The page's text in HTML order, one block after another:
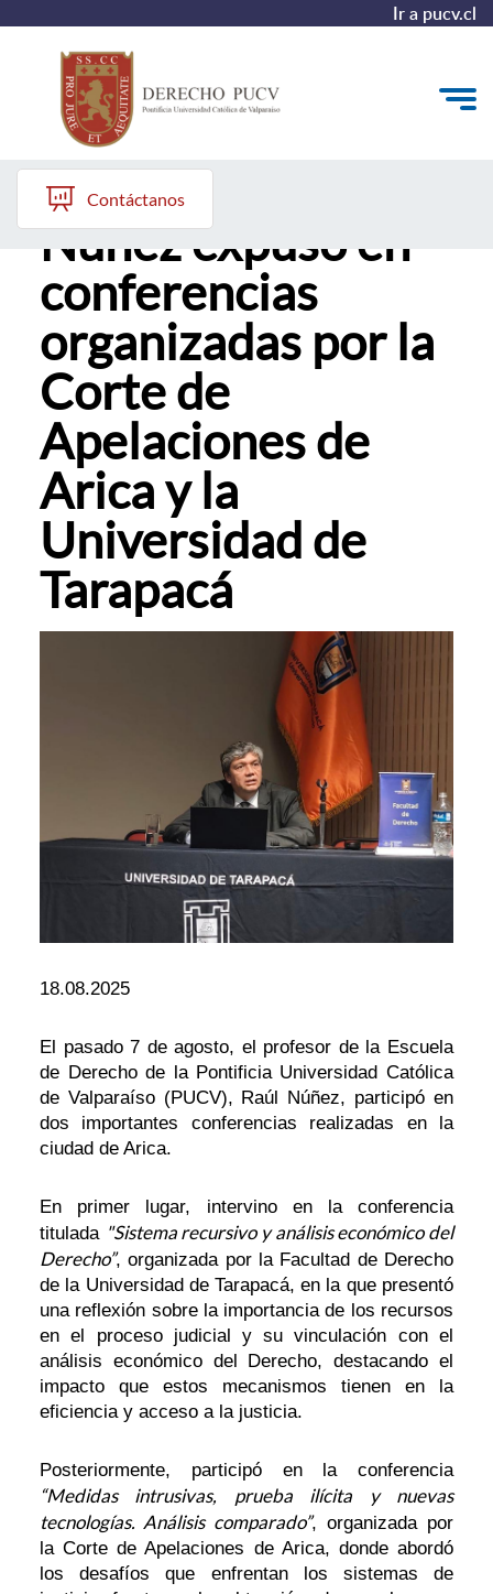
Ir a pucv.cl
Quiénes somos
Estudiantes y Admisión
Postgrados y Formación Continua
Investigación y Biblioteca
Vinculación con el Medio y Alumni
Contáctanos
Profesor Raúl
Núñez expuso en
conferencias
organizadas por la
Corte de
Apelaciones de
Arica y la
Universidad de
Tarapacá
18.08.2025
El pasado 7 de agosto, el profesor de la Escuela
de Derecho de la Pontificia Universidad Católica
de Valparaíso (PUCV), Raúl Núñez, participó en
dos importantes conferencias realizadas en la
ciudad de Arica.
En primer lugar, intervino en la conferencia
titulada "Sistema recursivo y análisis económico del
Derecho”, organizada por la Facultad de Derecho
de la Universidad de Tarapacá, en la que presentó
una reflexión sobre la importancia de los recursos
en el proceso judicial y su vinculación con el
análisis económico del Derecho, destacando el
impacto que estos mecanismos tienen en la
eficiencia y acceso a la justicia.
Posteriormente, participó en la conferencia
“Medidas intrusivas, prueba ilícita y nuevas
tecnologías. Análisis comparado”, organizada por
la Corte de Apelaciones de Arica, donde abordó
los desafíos que enfrentan los sistemas de